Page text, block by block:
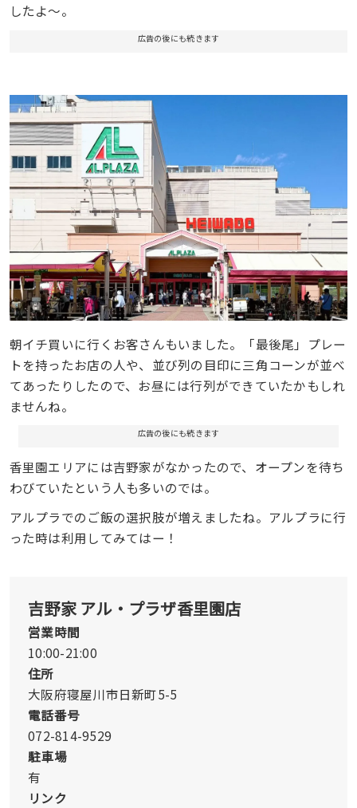
したよ〜。
広告の後にも続きます
朝イチ買いに行くお客さんもいました。「最後尾」プレー
トを持ったお店の人や、並び列の目印に三角コーンが並べ
てあったりしたので、お昼には行列ができていたかもしれ
ませんね。
広告の後にも続きます
香里園エリアには吉野家がなかったので、オープンを待ち
わびていたという人も多いのでは。
アルプラでのご飯の選択肢が増えましたね。アルプラに行
った時は利用してみてはー！
吉野家 アル・プラザ香里園店
営業時間
10:00-21:00
住所
大阪府寝屋川市日新町5-5
電話番号
072-814-9529
駐車場
有
リンク